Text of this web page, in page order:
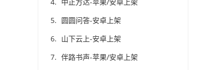
圆圆问答-安卓上架
山下云上-安卓上架
伴路书声-苹果/安卓上架